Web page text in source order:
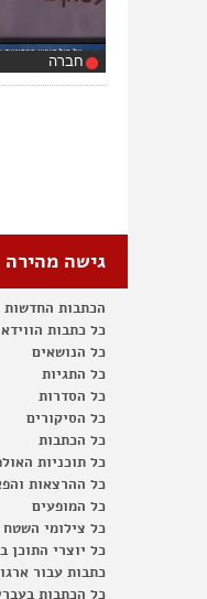
חברה
גישה מהירה
הכתבות החדשות
כל כתבות
כל הנושאים
כל התגיות
כל הסדרות
כל הסיקורים
כל הכתבות
כל תוכניות
כל ההרצאות
כל המופעים
כל צילומי השטח
כל יוצרי התוכן
כתבות עבור
כל הכתבות